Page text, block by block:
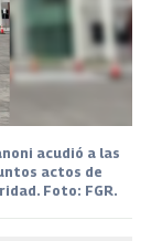
acudió a las
actos de
Foto: FGR.